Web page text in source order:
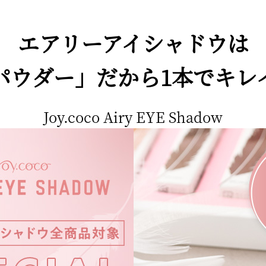
エアリーアイシャドウは
ウダー」だから1本でキレ
Joy.coco Airy EYE Shadow